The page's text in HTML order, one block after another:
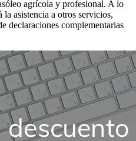
agrícola y profesional. A lo
la asistencia a otros servicios,
declaraciones complementarias